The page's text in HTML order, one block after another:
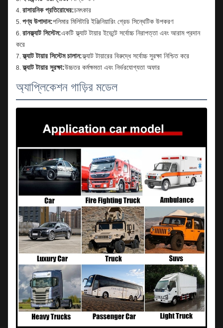
রাসায়নিক প্রতিরোধের:চমৎকার
পণ্য উপাদান:পলিমার মিলিটারি ইঞ্জিনিয়ারিং গ্রেড সিন্থেটিক উপকরণ
রানফ্ল্যাট সিস্টেম:একটি ফ্ল্যাট টায়ার ইভেন্টে সর্বোচ্চ নিরাপত্তা এবং আরাম প্রদান
করে
ফ্ল্যাট টায়ার সিস্টেম চালান:ফ্ল্যাট টায়ারের বিরুদ্ধে সর্বোচ্চ সুরক্ষা নিশ্চিত করে
ফ্ল্যাট টায়ার সুরক্ষা:উচ্চতর কর্মক্ষমতা এবং নির্ভরযোগ্যতা অফার
অ্যাপ্লিকেশন গাড়ির মডেল